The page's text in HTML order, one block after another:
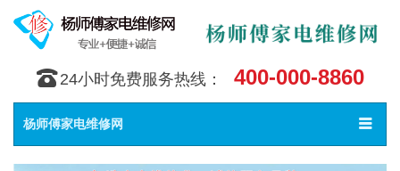
󰇯 24小时免费服务热线： 400-000-8860
Toggle
󰀥
杨师傅家电维修网